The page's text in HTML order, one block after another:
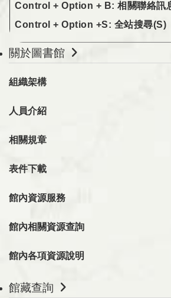
Control + Option + B: 相關聯絡訊
Control + Option +S: 全站搜尋(S)
關於圖書館
組織架構
人員介紹
相關規章
表件下載
館內資源服務
館內相關資源查詢
館內各項資源說明
館藏查詢